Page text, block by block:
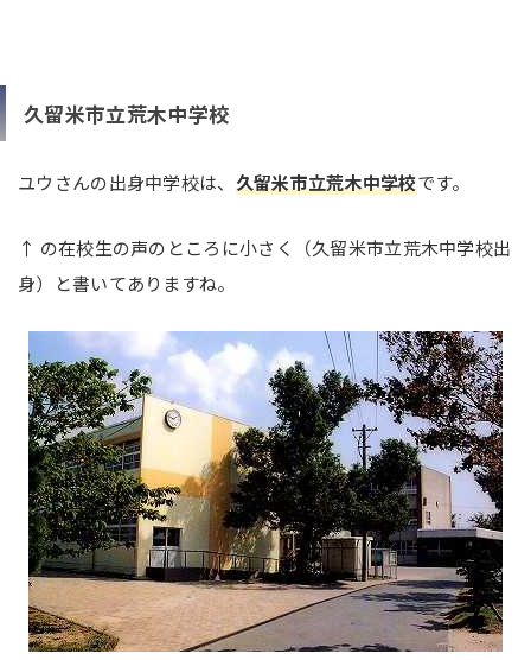
久留米市立荒木中学校
ユウさんの出身中学校は、 久留米市立荒木中学校です。
↑ の在校生の声のところに小さく（久留米市立荒木中学校出
身）と書いてありますね。